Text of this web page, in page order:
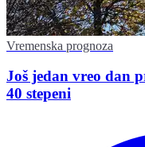
Vremenska prognoza
Još jedan vreo dan
40 stepeni